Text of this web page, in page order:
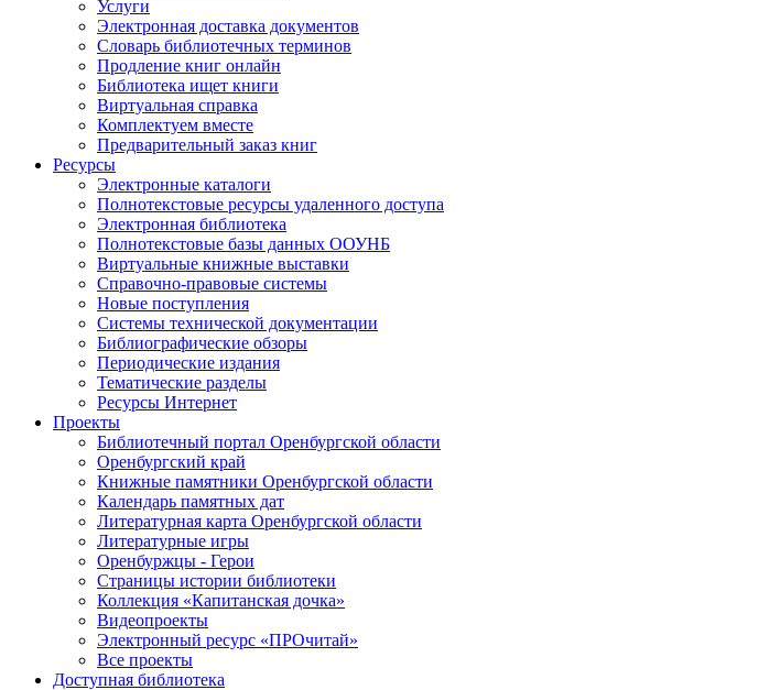
Услуги
Электронная доставка документов
Словарь библиотечных терминов
Продление книг онлайн
Библиотека ищет книги
Виртуальная справка
Комплектуем вместе
Предварительный заказ книг
Ресурсы
Электронные каталоги
Полнотекстовые ресурсы удаленного доступа
Электронная библиотека
Полнотекстовые базы данных ООУНБ
Виртуальные книжные выставки
Справочно-правовые системы
Новые поступления
Cистемы технической документации
Библиографические обзоры
Периодические издания
Тематические разделы
Ресурсы Интернет
Проекты
Библиотечный портал Оренбургской области
Оренбургский край
Книжные памятники Оренбургской области
Календарь памятных дат
Литературная карта Оренбургской области
Литературные игры
Оренбуржцы - Герои
Страницы истории библиотеки
Коллекция «Капитанская дочка»
Видеопроекты
Электронный ресурс «ПРОчитай»
Все проекты
Доступная библиотека